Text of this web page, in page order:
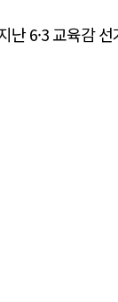
6·3 교육감